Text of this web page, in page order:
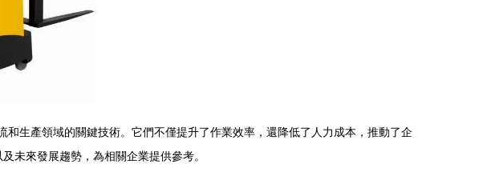
生產領域的關鍵技術。它們不僅提升了作業效率，還降低了人力成本，推動了企
未來發展趨勢，為相關企業提供參考。